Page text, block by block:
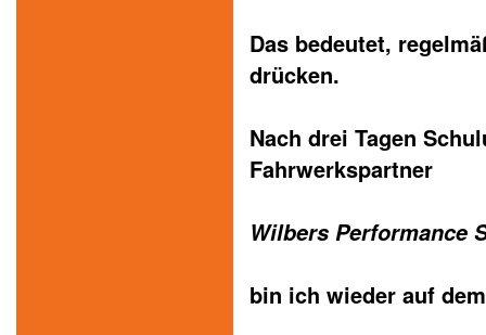
Das bedeutet,
drücken.
Nach drei Tagen
Fahrwerkspartner
Wilbers Performance
bin ich wieder auf